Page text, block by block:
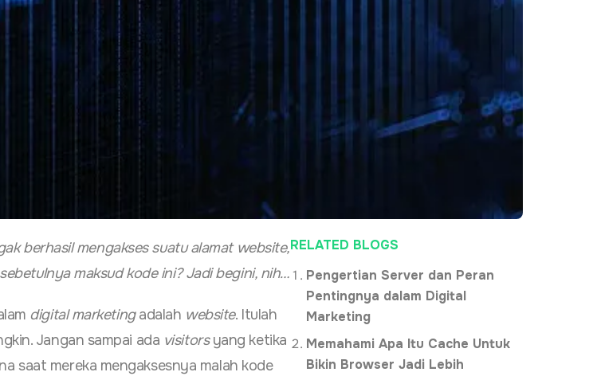
berhasil mengakses suatu alamat website,
maksud kode ini? Jadi begini, nih…
digital marketingadalah website. Itulah
Jangan sampai ada visitorsyang ketika
saat mereka mengaksesnya malah kode
RELATED BLOGS
Pengertian Server dan Peran
Pentingnya dalam Digital
Marketing
Memahami Apa Itu Cache Untuk
Bikin Browser Jadi Lebih